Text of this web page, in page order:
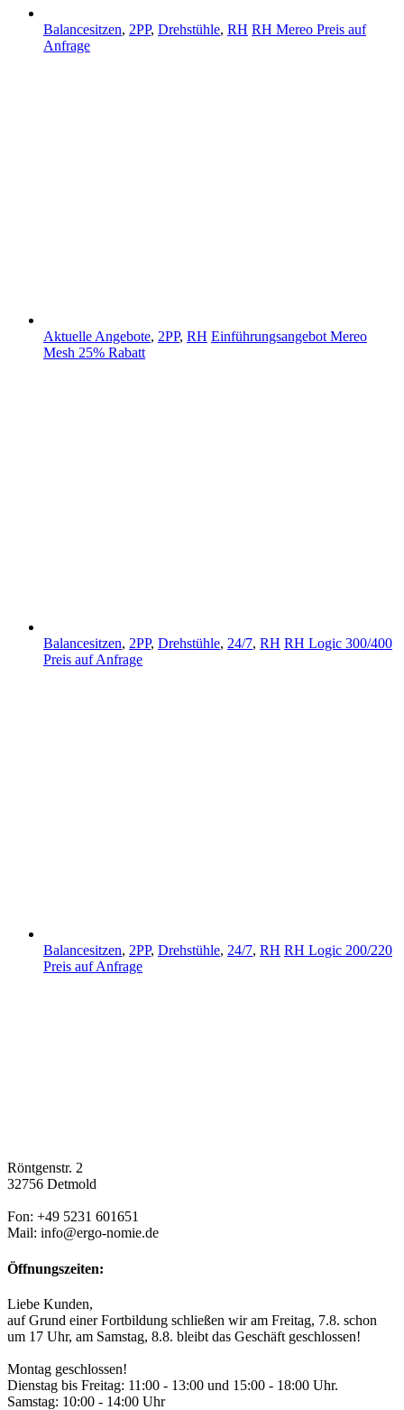
Balancesitzen, 2PP, Drehstühle, RH RH Mereo Preis auf
Anfrage
Aktuelle Angebote, 2PP, RH Einführungsangebot Mereo
Mesh 25% Rabatt
Balancesitzen, 2PP, Drehstühle, 24/7, RH RH Logic 300/400
Preis auf Anfrage
Balancesitzen, 2PP, Drehstühle, 24/7, RH RH Logic 200/220
Preis auf Anfrage
Röntgenstr. 2
32756 Detmold
Fon: +49 5231 601651
Mail: info@ergo-nomie.de
Öffnungszeiten:
Liebe Kunden,
auf Grund einer Fortbildung schließen wir am Freitag, 7.8. schon
um 17 Uhr, am Samstag, 8.8. bleibt das Geschäft geschlossen!
Montag geschlossen!
Dienstag bis Freitag: 11:00 - 13:00 und 15:00 - 18:00 Uhr.
Samstag: 10:00 - 14:00 Uhr